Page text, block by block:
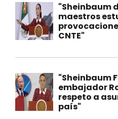
"Sheinbaum
maestros
CNTE"
"Sheinbaum
embajador
respeto a
país"